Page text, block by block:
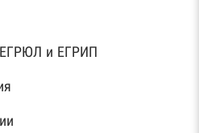
и ЕГРИП